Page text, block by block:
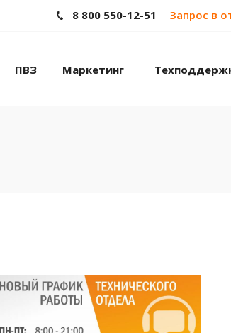
8 800 550-12-51 Запрос в
ПВЗ Маркетинг